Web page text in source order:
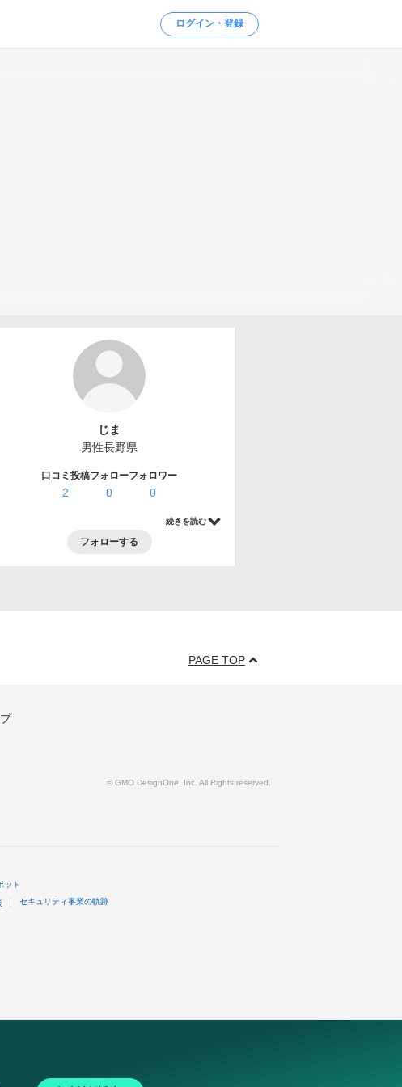
ログイン・登録
じま
男性長野県
口コミ投稿
2
フォロー
0
フォロワー
0
続きを読む
フォローする
PAGE TOP
© GMO DesignOne, Inc. All Rights reserved.
ット
セキュリティ事業の軌跡